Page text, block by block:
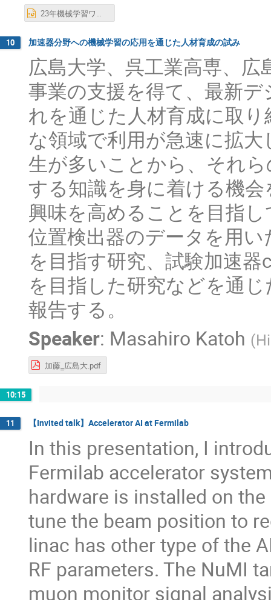
23年機械学習ワークショップ_木寺.pptx
10 加速器分野への機械学習の応用を通じた人材育成の試み
広島大学、呉工業高専、
事業の支援を得て、最新
れを通じた人材育成に取
な領域で利用が急速に拡
生が多いことから、それ
する知識を身に着ける機
興味を高めることを目指
位置検出器のデータを用
を目指す研究、試験加速
を目指した研究などを通
報告する。
Speaker: Masahiro Katoh (
加藤‗広島大.pdf
10:15
11 【Invited talk】Accelerator AI at Fermilab
In this presentation, I
Fermilab accelerator
hardware is installed on
tune the beam position to
linac has other type of the
RF parameters. The NuMI
muon monitor signal